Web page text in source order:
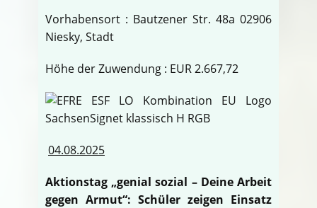
Vorhabensort : Bautzener Str. 48a 02906
Niesky, Stadt
Höhe der Zuwendung : EUR 2.667,72
04.08.2025
Aktionstag „genial sozial – Deine Arbeit
gegen Armut“: Schüler zeigen Einsatz